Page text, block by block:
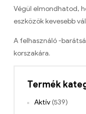
Végül elmondhatod,
eszközök kevesebb
A felhasználó -
korszakára.
Termék
Aktív (539)